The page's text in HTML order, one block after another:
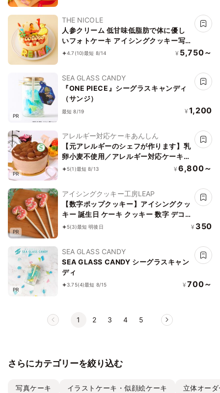
THE NICOLE
人参クリーム 低甘味低脂肪で体に優し
いフォトケーキ アイシングクッキー写
真ケーキ ファーストバースデー（ひよ
4.7 (10)最短 8/14 ¥ 5,750～
PR
SEA GLASS CANDY
『ONE PIECE』シーグラスキャンディ
（サンジ）
最短 8/19 ¥ 1,200
PR
アレルギー対応ケーキあんしん
【元アレルギーのシェフが作ります】乳
卵小麦不使用／アレルギー対応ケーキ／
チョコレートケーキ4号（12cm）ヴィ
5(1)最短 8/13 ¥ 6,800～
PR
アイシングクッキー工房LEAP
【数字ポップクッキー】アイシングクッ
キー 誕生日 ケーキ クッキー 数字 デコ
レーションケーキ オリジナルケーキ か
5(3)最短 明後日 ¥ 350
PR
SEA GLASS CANDY
SEA GLASS CANDY シーグラスキャン
ディ
3.75(4)最短 8/15 ¥ 700～
1 2 3 4 5
さらにカテゴリーを絞り込む
写真ケーキ イラストケーキ・似顔絵ケーキ 立体オー